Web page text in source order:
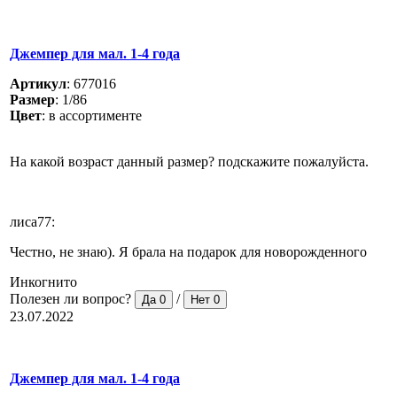
Джемпер для мал. 1-4 года
Артикул: 677016
Размер: 1/86
Цвет: в ассортименте
На какой возраст данный размер? подскажите пожалуйста.
лиса77:
Честно, не знаю). Я брала на подарок для новорожденного
Инкогнито
Полезен ли вопрос?
Да 0 / Нет 0
23.07.2022
Джемпер для мал. 1-4 года